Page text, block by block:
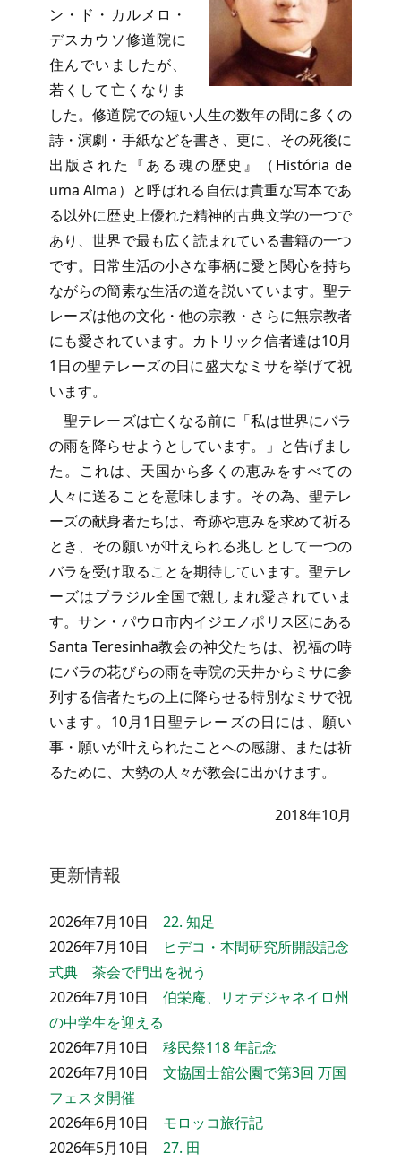
ン・ド・カルメロ・
デスカウソ修道院に
住んでいましたが、
若くして亡くなりま
した。修道院での短い人生の数年の間に多くの
詩・演劇・手紙などを書き、更に、その死後に
出版された『ある魂の歴史』（História de
uma Alma）と呼ばれる自伝は貴重な写本であ
る以外に歴史上優れた精神的古典文学の一つで
あり、世界で最も広く読まれている書籍の一つ
です。日常生活の小さな事柄に愛と関心を持ち
ながらの簡素な生活の道を説いています。聖テ
レーズは他の文化・他の宗教・さらに無宗教者
にも愛されています。カトリック信者達は10月
1日の聖テレーズの日に盛大なミサを挙げて祝
います。
聖テレーズは亡くなる前に「私は世界にバラ
の雨を降らせようとしています。」と告げまし
た。これは、天国から多くの恵みをすべての
人々に送ることを意味します。その為、聖テレ
ーズの献身者たちは、奇跡や恵みを求めて祈る
とき、その願いが叶えられる兆しとして一つの
バラを受け取ることを期待しています。聖テレ
ーズはブラジル全国で親しまれ愛されていま
す。サン・パウロ市内イジエノポリス区にある
Santa Teresinha教会の神父たちは、祝福の時
にバラの花びらの雨を寺院の天井からミサに参
列する信者たちの上に降らせる特別なミサで祝
います。10月1日聖テレーズの日には、願い
事・願いが叶えられたことへの感謝、または祈
るために、大勢の人々が教会に出かけます。
2018年10月
更新情報
2026年7月10日 22. 知足
2026年7月10日
ヒデコ・本間研究所開設記念
式典 茶会で門出を祝う
2026年7月10日 伯栄庵、リオデジャネイロ州
の中学生を迎える
2026年7月10日 移民祭118 年記念
2026年7月10日 文協国士舘公園で第3回 万国
フェスタ開催
2026年6月10日 モロッコ旅行記
2026年5月10日 27. 田